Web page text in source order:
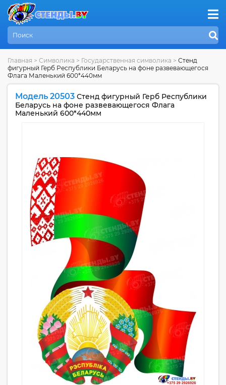
Главная > Символика > Государственная символика > Стенд
фигурный Герб Республики Беларусь на фоне развевающегося
Флага Маленький 600*440мм
Модель 20503 Стенд фигурный Герб Республики
Беларусь на фоне развевающегося Флага
Маленький 600*440мм